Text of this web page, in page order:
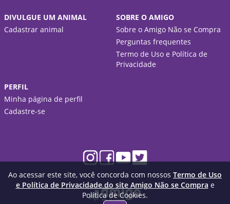
Ao acessar este site, você concorda com nossos Termo de Uso
e Política de Privacidade do site Amigo Não se Compra e
Política de Cookies.
DIVULGUE UM ANIMAL
Cadastrar animal
SOBRE O AMIGO
Sobre o Amigo Não se Compra
Perguntas frequentes
Termo de Uso e Política de
Privacidade
PERFIL
Minha página de perfil
Cadastre-se